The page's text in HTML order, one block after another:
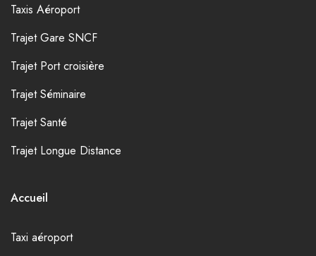
Taxis Aéroport
Trajet Gare SNCF
Trajet Port croisière
Trajet Séminaire
Trajet Santé
Trajet Longue Distance
Accueil
Taxi aéroport